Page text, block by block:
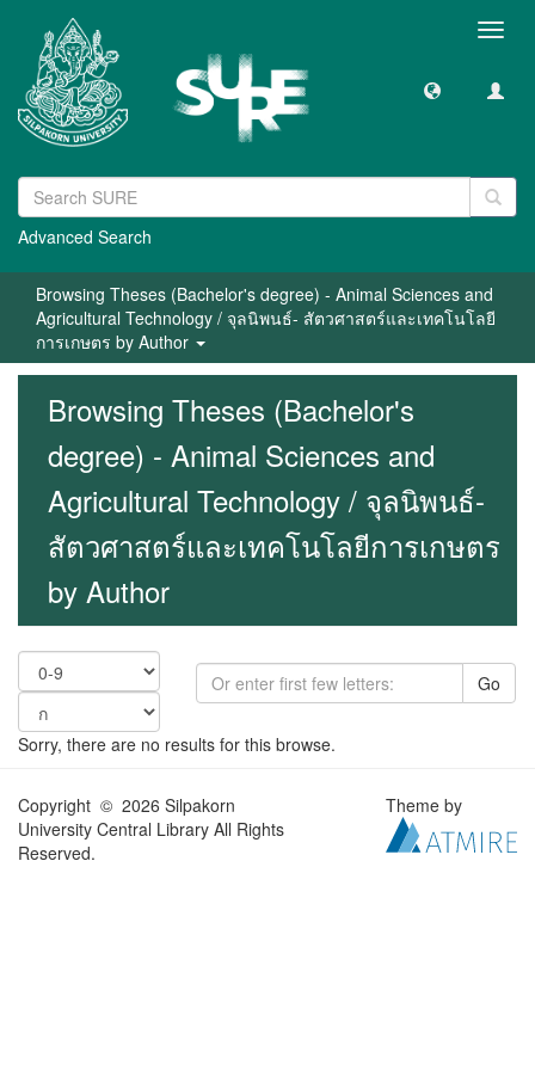
Advanced Search
Browsing Theses (Bachelor's degree) - Animal Sciences and
Agricultural Technology / จุลนิพนธ์- สัตวศาสตร์และเทคโนโลยี
การเกษตร by Author
Browsing Theses (Bachelor's
degree) - Animal Sciences and
Agricultural Technology / จุลนิพนธ์-
สัตวศาสตร์และเทคโนโลยีการเกษตร
by Author
Go
Sorry, there are no results for this browse.
Copyright © 2026 Silpakorn
University Central Library All Rights
Reserved.
Theme by